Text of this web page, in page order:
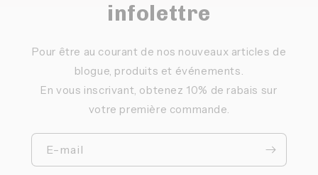
infolettre
Pour être au courant de nos nouveaux articles de
blogue, produits et événements.
En vous inscrivant, obtenez 10% de rabais sur
votre première commande.
E-mail